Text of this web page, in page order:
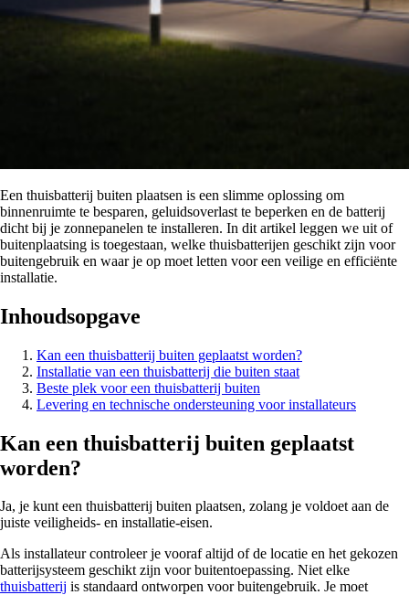
Een thuisbatterij buiten plaatsen is een slimme oplossing om
binnenruimte te besparen, geluidsoverlast te beperken en de batterij
dicht bij je zonnepanelen te installeren. In dit artikel leggen we uit of
buitenplaatsing is toegestaan, welke thuisbatterijen geschikt zijn voor
buitengebruik en waar je op moet letten voor een veilige en efficiënte
installatie.
Inhoudsopgave
Kan een thuisbatterij buiten geplaatst worden?
Installatie van een thuisbatterij die buiten staat
Beste plek voor een thuisbatterij buiten
Levering en technische ondersteuning voor installateurs
Kan een thuisbatterij buiten geplaatst
worden?
Ja, je kunt een thuisbatterij buiten plaatsen, zolang je voldoet aan de
juiste veiligheids- en installatie-eisen.
Als installateur controleer je vooraf altijd of de locatie en het gekozen
batterijsysteem geschikt zijn voor buitentoepassing. Niet elke
thuisbatterij is standaard ontworpen voor buitengebruik. Je moet